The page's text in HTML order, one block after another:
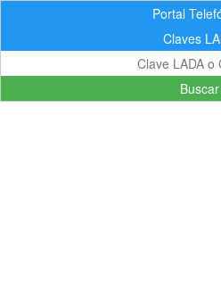
Portal
Claves
Buscar